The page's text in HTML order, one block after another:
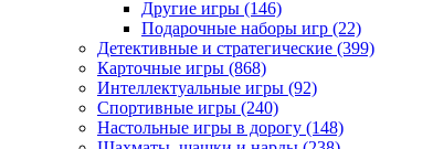
Другие игры (146)
Подарочные наборы игр (22)
Детективные и стратегические (399)
Карточные игры (868)
Интеллектуальные игры (92)
Спортивные игры (240)
Настольные игры в дорогу (148)